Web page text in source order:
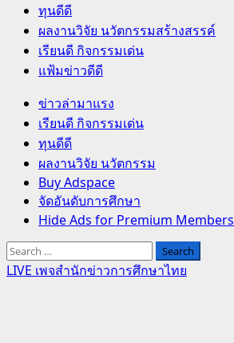
ทุนดีดี
ผลงานวิจัย นวัตกรรมสร้างสรรค์
เรียนดี กิจกรรมเด่น
แฟ้มข่าวดีดี
Primary
Menu
ข่าวล่ามาแรง
เรียนดี กิจกรรมเด่น
ทุนดีดี
ผลงานวิจัย นวัตกรรม
Buy Adspace
จัดอันดับการศึกษา
Hide Ads for Premium Members
Search
for:
LIVE เพจสำนักข่าวการศึกษาไทย